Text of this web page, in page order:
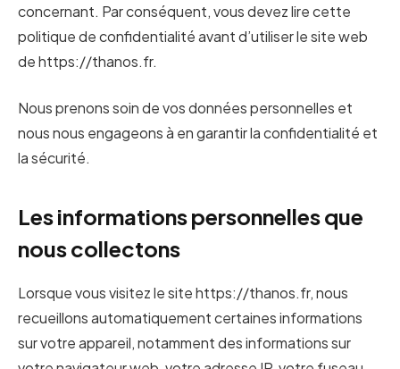
concernant. Par conséquent, vous devez lire cette
politique de confidentialité avant d’utiliser le site web
de https://thanos.fr.
Nous prenons soin de vos données personnelles et
nous nous engageons à en garantir la confidentialité et
la sécurité.
Les informations personnelles que
nous collectons
Lorsque vous visitez le site https://thanos.fr, nous
recueillons automatiquement certaines informations
sur votre appareil, notamment des informations sur